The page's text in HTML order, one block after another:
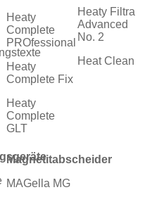
Heaty
Complete
PROfessional
Heaty
Complete Fix
Heaty
Complete
GLT
Magnetitabscheider
MAGella MG
Heaty Filtra
Advanced
No. 2
Heat Clean